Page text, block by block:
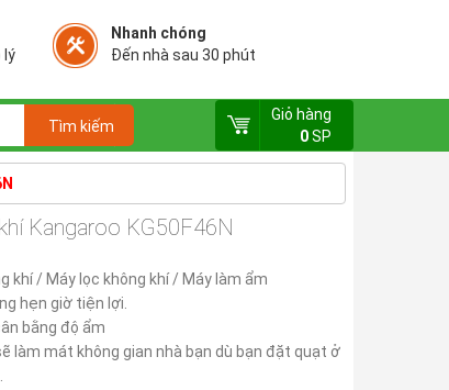
lý
Nhanh chóng
Đến nhà sau 30 phút
Giỏ hàng
0SP
Kangaroo KG50F46N
khí / Máy lọc không khí / Máy làm ẩm
hẹn giờ tiện lợi.
bằng độ ẩm
làm mát không gian nhà bạn dù bạn đặt quạt ở